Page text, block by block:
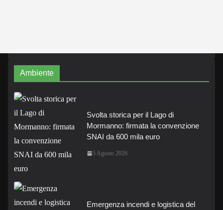
Ambiente
Svolta storica per il Lago di
Mormanno: firmata la convenzione
SNAI da 600 mila euro
5 Agosto 2026
Emergenza incendi e logistica del